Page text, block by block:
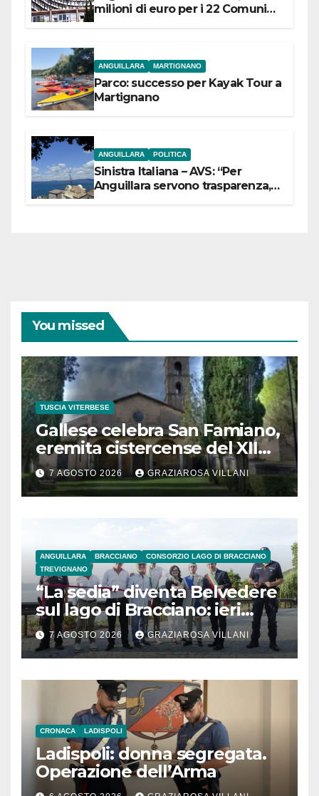
milioni di euro per i 22 Comuni
ANGUILLARA MARTIGNANO
Parco: successo per Kayak Tour a
Martignano
ANGUILLARA POLITICA
Sinistra Italiana – AVS: “Per
Anguillara servono trasparenza,
You missed
TUSCIA VITERBESE
Gallese celebra San Famiano,
eremita cistercense del XII
secolo
7 AGOSTO 2026 GRAZIAROSA VILLANI
ANGUILLARA BRACCIANO
CONSORZIO LAGO DI BRACCIANO
TREVIGNANO
“La sedia” diventa Belvedere
sul lago di Bracciano: ieri
l’inaugurazione
7 AGOSTO 2026 GRAZIAROSA VILLANI
CRONACA LADISPOLI
Ladispoli: donna segregata.
Operazione dell’Arma